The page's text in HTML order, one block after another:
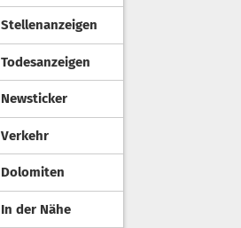
Stellenanzeigen
Todesanzeigen
Newsticker
Verkehr
Dolomiten
In der Nähe